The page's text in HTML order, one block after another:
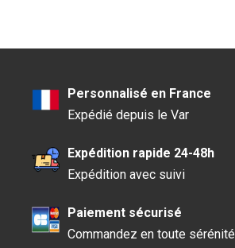
Personnalisé en France
Expédié depuis le Var
Expédition rapide 24-48h
Expédition avec suivi
Paiement sécurisé
Commandez en toute sérénité